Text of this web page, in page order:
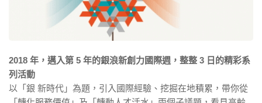
2018 年，邁入第 5 年的銀浪新創力國際週，整整 3 日的精彩系
列活動
以「銀 新時代」為題，引入國際經驗、挖掘在地積累，帶你從